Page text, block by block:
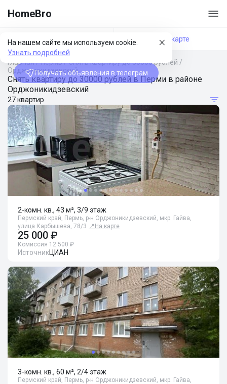
HomeBro
На нашем сайте мы используем cookie.
Узнать подробней
Получать объявления в телеграм
Фильтры На карте
Главная/Пермь/Снять квартиру до 30000 рублей /
Орджоникидзевский
Снять квартиру до 30000 рублей в Перми в районе
Орджоникидзевский
27 квартир
2-комн. кв., 43 м², 3/9 этаж
Пермский край, Пермь, р-н Орджоникидзевский, мкр. Гайва,
улица Карбышева, 78/3 📍 На карте
25 000 ₽
Комиссия 12 500 ₽
ИсточникЦИАН
3-комн. кв., 60 м², 2/4 этаж
Пермский край, Пермь, р-н Орджоникидзевский, мкр. Гайва,